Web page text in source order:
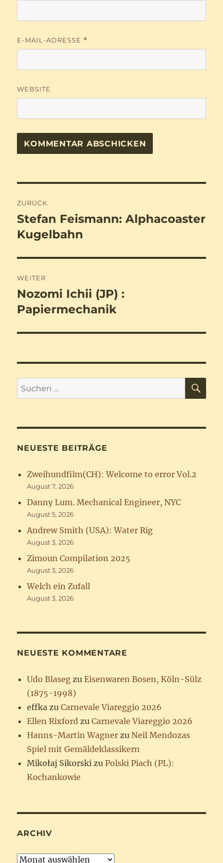
E-MAIL-ADRESSE *
WEBSITE
ZURÜCK
Vorheriger
Beitrag:
Stefan Feismann: Alphacoaster
Kugelbahn
WEITER
Nächster
Beitrag:
Nozomi Ichii (JP) :
Papiermechanik
Suchen
nach:
NEUESTE BEITRÄGE
Zweihundfilm(CH): Welcome to error Vol.2
August 7, 2026
Danny Lum. Mechanical Engineer, NYC
August 5, 2026
Andrew Smith (USA): Water Rig
August 3, 2026
Zimoun Compilation 2025
August 3, 2026
Welch ein Zufall
August 3, 2026
NEUESTE KOMMENTARE
Udo Blaseg zuEisenwaren Bosen, Köln-Sülz
(1875-1998)
effka zuCarnevale Viareggio 2026
Ellen Rixford zuCarnevale Viareggio 2026
Hanns-Martin Wagner zuNeil Mendozas
Spiel mit Gemäldeklassikern
Mikołaj Sikorski zuPolski Piach (PL):
Kochankowie
ARCHIV
Archiv